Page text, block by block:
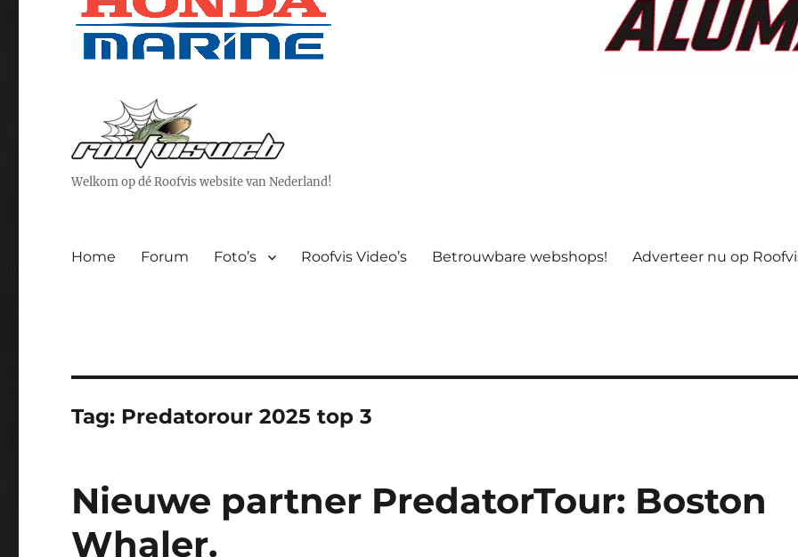
Welkom op dé Roofvis website van Nederland!
Home Forum Foto’s Roofvis Video’s Betrouwbare webshops! Adverteer nu op
Tag: Predatorour 2025 top 3
Nieuwe partner PredatorTour: Boston
Whaler.